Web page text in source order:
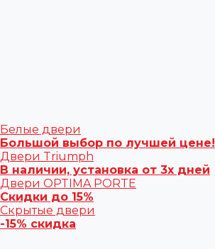
Белые двери
Большой выбор по лучшей цене!
Двери Triumph
В наличии, установка от 3х дней
Двери OPTIMA PORTE
Скидки до 15%
Скрытые двери
-15% скидка